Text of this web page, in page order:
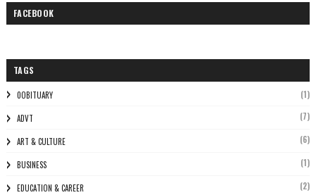
FACEBOOK
TAGS
0OBITUARY (1)
ADVT (7)
ART & CULTURE (6)
BUSINESS (1)
EDUCATION & CAREER (2)